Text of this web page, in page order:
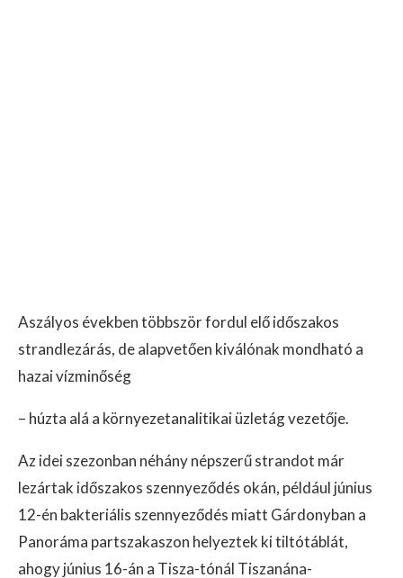
Aszályos években többször fordul elő időszakos
strandlezárás, de alapvetően kiválónak mondható a
hazai vízminőség
– húzta alá a környezetanalitikai üzletág vezetője.
Az idei szezonban néhány népszerű strandot már
lezártak időszakos szennyeződés okán, például június
12-én bakteriális szennyeződés miatt Gárdonyban a
Panoráma partszakaszon helyeztek ki tiltótáblát,
ahogy június 16-án a Tisza-tónál Tiszanána-